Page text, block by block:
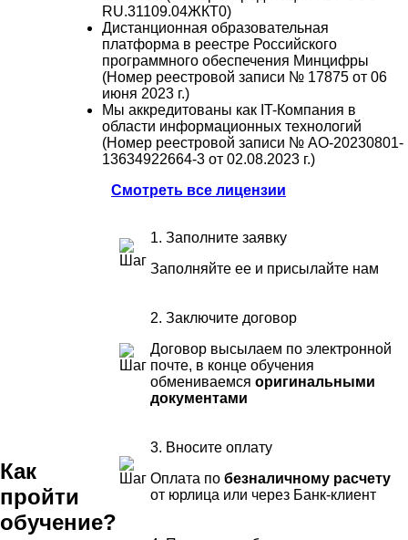
RU.31109.04ЖКТ0)
Дистанционная образовательная
платформа в реестре Российского
программного обеспечения Минцифры
(Номер реестровой записи № 17875 от 06
июня 2023 г.)
Мы аккредитованы как IT-Компания в
области информационных технологий
(Номер реестровой записи № АО-20230801-
13634922664-3 от 02.08.2023 г.)
Смотреть все лицензии
Как
пройти
обучение?
1. Заполните заявку
Заполняйте ее и присылайте нам
2. Заключите договор
Договор высылаем по электронной
почте, в конце обучения
обмениваемся оригинальными
документами
3. Вносите оплату
Оплата по безналичному расчету
от юрлица или через Банк-клиент